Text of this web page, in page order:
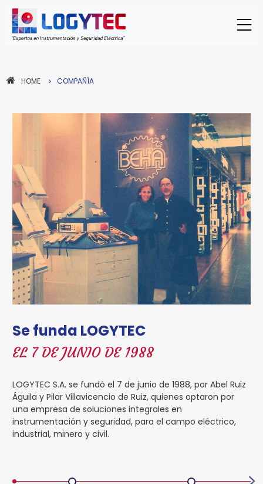
HOME COMPAÑÍA
Se funda LOGYTEC
EL 7 DE JUNIO DE 1988
LOGYTEC S.A. se fundó el 7 de junio de 1988, por Abel Ruiz
Águila y Pilar Villavicencio de Ruiz, quienes optaron por
una empresa de soluciones integrales en
instrumentación y seguridad, para el campo eléctrico,
industrial, minero y civil.